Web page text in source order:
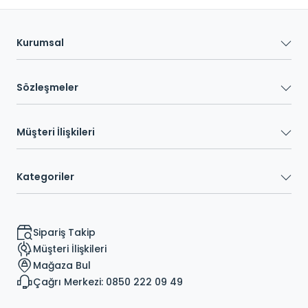
Kurumsal
Sözleşmeler
Müşteri İlişkileri
Kategoriler
Sipariş Takip
Müşteri İlişkileri
Mağaza Bul
Çağrı Merkezi: 0850 222 09 49